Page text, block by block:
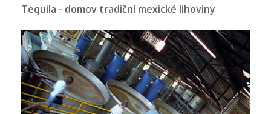
Tequila - domov tradiční mexické lihoviny